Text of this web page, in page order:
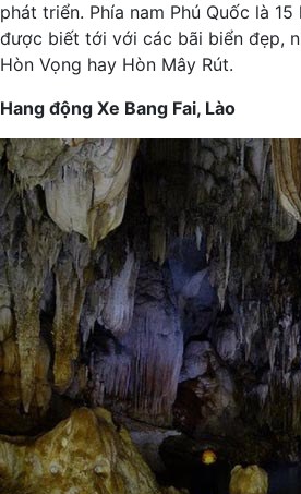
phát triển. Phía nam Phú Quốc là
được biết tới với các bãi biển đẹp,
Hòn Vọng hay Hòn Mây Rút.
Hang động Xe Bang Fai, Lào